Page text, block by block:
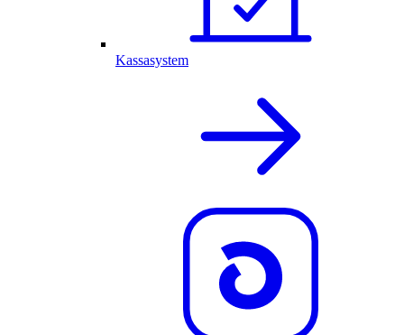
Kassasystem